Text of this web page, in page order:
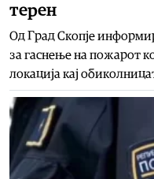
терен
Од Град Скопје
за гаснење на пожарот
локација кај